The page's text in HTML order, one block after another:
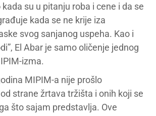
su u pitanju roba i cene i da se
kada se ne krije iza
svog sanjanog uspeha. Kao i
El Abar je samo oličenje jednog
izma.
MIPIM-a nije prošlo
strane žrtava tržišta i onih koji se
što sajam predstavlja. Ove